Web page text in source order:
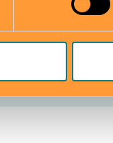
vara-